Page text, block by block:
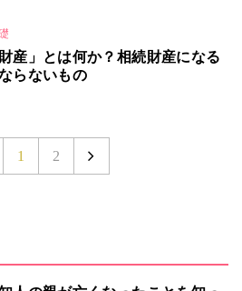
財産」とは何か？相続財産になる
らないもの
1 2